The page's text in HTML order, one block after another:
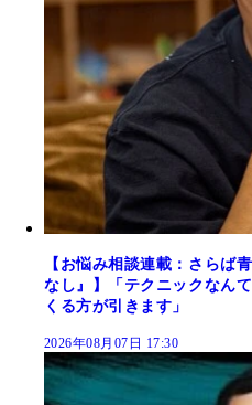
【お悩み相談連載：さらば
なし』】「テクニックなん
くる方が引きます」
2026年08月07日 17:30